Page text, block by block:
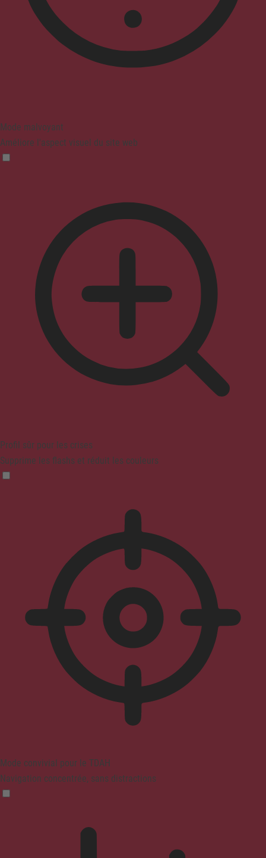
Mode malvoyant
Améliore l'aspect visuel du site web
Profil sûr pour les crises
Supprime les flashs et réduit les couleurs
Mode convivial pour le TDAH
Navigation concentrée, sans distractions